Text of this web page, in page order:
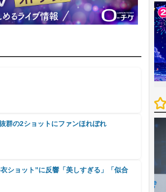
群の2ショットにファンほれぼれ
ショット”に反響「美しすぎる」「似合